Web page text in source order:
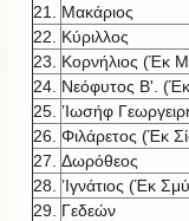
21.
Μακάριος
22.
Κύριλλος
23.
Κορνήλιος (Έκ
24. Νεόφυτος Β'.
25. ’Ιωσήφ
26. Φιλάρετος (Έκ
27. Δωρόθεος
28.
’Ιγνάτιος (Έκ
29. Γεδεών